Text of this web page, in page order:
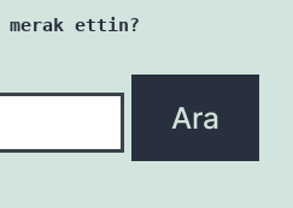
ettin?